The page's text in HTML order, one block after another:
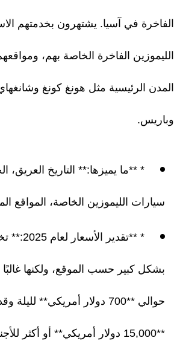
الفاخرة في آسيا. يشتهرون بخدمتهم
الليموزين الفاخرة الخاصة بهم،
المدن الرئيسية مثل هونغ كونغ
وباريس.
* **ما يميزها:** التاريخ العريق،
سيارات الليموزين الخاصة، المواقع
* **تقدير
بشكل كبير حسب الموقع، ولكنها غالبًا
حوالي **700 دولار أمريكي**
**15,000 دولار أمريكي** أو أكثر للأجنحة الفاخرة.